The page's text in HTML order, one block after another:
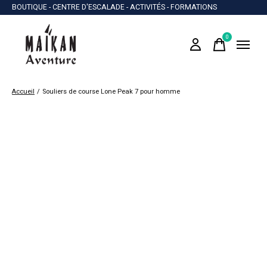
BOUTIQUE - CENTRE D'ESCALADE - ACTIVITÉS - FORMATIONS
0items
Accueil / Souliers de course Lone Peak 7 pour homme